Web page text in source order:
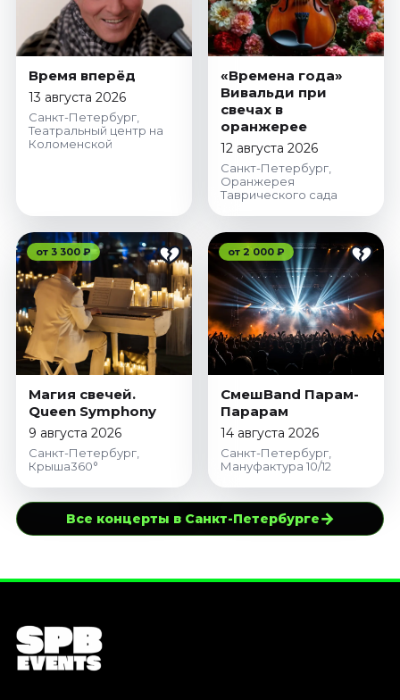
Время вперёд
13 августа 2026
Санкт-Петербург,
Театральный центр на
Коломенской
«Времена года»
Вивальди при
свечах в
оранжерее
12 августа 2026
Санкт-Петербург,
Оранжерея
Таврического сада
от 3 300 ₽
Магия свечей.
Queen Symphony
9 августа 2026
Санкт-Петербург,
Крыша360°
от 2 000 ₽
СмешBand Парам-
Парарам
14 августа 2026
Санкт-Петербург,
Мануфактура 10/12
Все концерты в Санкт-Петербурге→